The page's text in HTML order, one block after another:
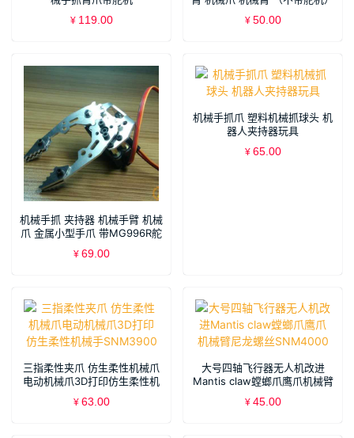
¥ 119.00 ¥ 50.00
机械手抓 夹持器 机械手臂 机械
爪 金属小型手爪 带MG996R舵
机SNM1700
¥ 69.00
机械手抓爪 塑料机械抓球头 机
器人夹持器玩具
¥ 65.00
三指柔性夹爪 仿生柔性机械爪
电动机械爪3D打印仿生柔性机
械手SNM3900
¥ 63.00
大号四轴飞行器无人机改进
Mantis claw螳螂爪鹰爪机械臂
尼龙螺丝SNM4000
¥ 45.00